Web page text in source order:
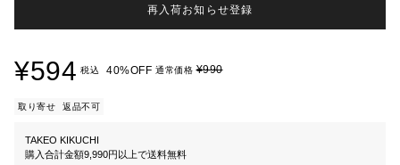
再入荷お知らせ登録
¥594 税込 40%OFF 通常価格¥990
取り寄せ 返品不可
TAKEO KIKUCHI
購入合計金額9,990円以上で送料無料